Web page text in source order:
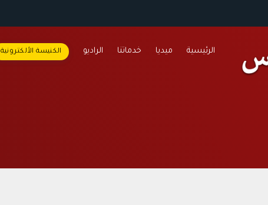
الكنيسة الألكترونية الراديو خدماتنا ميديا الرئيسية